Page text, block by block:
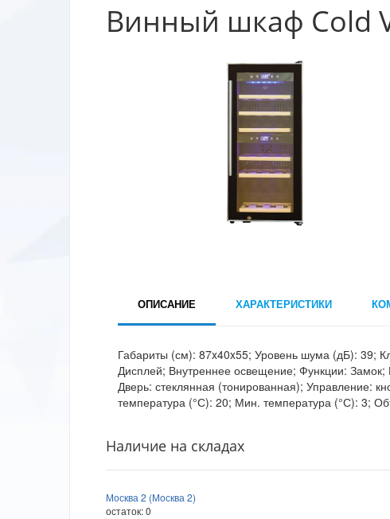
Винный шкаф Cold
ОПИСАНИЕ ХАРАКТЕРИСТИКИ
Габариты (см): 87x40x55; Уровень шума (дБ): 39;
Дисплей; Внутреннее освещение; Функции:
Дверь: стеклянная (тонированная); Управление:
температура (°С): 20; Мин. температура (°С): 3;
Наличие на складах
Москва 2 (Москва 2)
остаток:0